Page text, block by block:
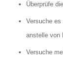
Überprüfe
Versuche
anstelle von
Versuche